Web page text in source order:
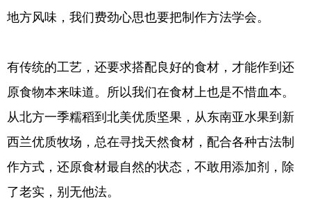
地方风味，我们费劲心思也要把制作方法学会。
有传统的工艺，还要求搭配良好的食材，才能作到还
原食物本来味道。所以我们在食材上也是不惜血本。
从北方一季糯稻到北美优质坚果，从东南亚水果到新
西兰优质牧场，总在寻找天然食材，配合各种古法制
作方式，还原食材最自然的状态，不敢用添加剂，除
了老实，别无他法。